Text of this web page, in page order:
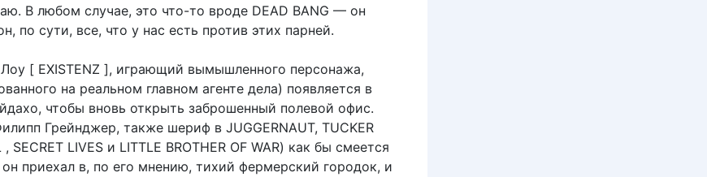
В любом случае, это что-то вроде DEAD BANG — он
по сути, все, что у нас есть против этих парней.
[ EXISTENZ ], играющий вымышленного персонажа,
на реальном главном агенте дела) появляется в
чтобы вновь открыть заброшенный полевой офис.
Грейнджер, также шериф в JUGGERNAUT, TUCKER
SECRET LIVES и LITTLE BROTHER OF WAR) как бы смеется
приехал в, по его мнению, тихий фермерский городок, и